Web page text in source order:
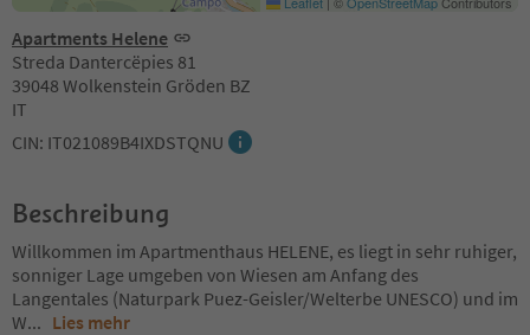
Apartments Helene
Streda Dantercëpies 81
39048 Wolkenstein Gröden BZ
IT
CIN: IT021089B4IXDSTQNU
Beschreibung
Willkommen im Apartmenthaus HELENE, es liegt in sehr ruhiger,
sonniger Lage umgeben von Wiesen am Anfang des
Langentales (Naturpark Puez-Geisler/Welterbe UNESCO) und im
W... Lies mehr